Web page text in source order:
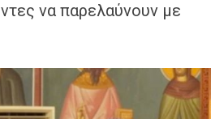
να παρελαύνουν με